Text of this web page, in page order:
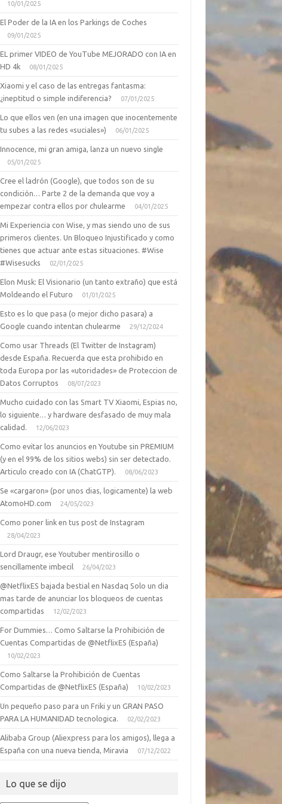
10/01/2025
El Poder de la IA en los Parkings de Coches
09/01/2025
EL primer VIDEO de YouTube MEJORADO con IA en
HD 4k
08/01/2025
Xiaomi y el caso de las entregas fantasma:
¿ineptitud o simple indiferencia?
07/01/2025
Lo que ellos ven (en una imagen que inocentemente
tu subes a las redes «suciales»)
06/01/2025
Innocence, mi gran amiga, lanza un nuevo single
05/01/2025
Cree el ladrón (Google), que todos son de su
condición… Parte 2 de la demanda que voy a
empezar contra ellos por chulearme
04/01/2025
Mi Experiencia con Wise, y mas siendo uno de sus
primeros clientes. Un Bloqueo Injustificado y como
tienes que actuar ante estas situaciones. #Wise
#Wisesucks
02/01/2025
Elon Musk: El Visionario (un tanto extraño) que está
Moldeando el Futuro
01/01/2025
Esto es lo que pasa (o mejor dicho pasara) a
Google cuando intentan chulearme
29/12/2024
Como usar Threads (El Twitter de Instagram)
desde España. Recuerda que esta prohibido en
toda Europa por las «utoridades» de Proteccion de
Datos Corruptos
08/07/2023
Mucho cuidado con las Smart TV Xiaomi, Espias no,
lo siguiente… y hardware desfasado de muy mala
calidad.
12/06/2023
Como evitar los anuncios en Youtube sin PREMIUM
(y en el 99% de los sitios webs) sin ser detectado.
Articulo creado con IA (ChatGTP).
08/06/2023
Se «cargaron» (por unos dias, logicamente) la web
AtomoHD.com
24/05/2023
Como poner link en tus post de Instagram
28/04/2023
Lord Draugr, ese Youtuber mentirosillo o
sencillamente imbecil
26/04/2023
@NetflixES bajada bestial en Nasdaq Solo un dia
mas tarde de anunciar los bloqueos de cuentas
compartidas
12/02/2023
For Dummies… Como Saltarse la Prohibición de
Cuentas Compartidas de @NetflixES (España)
10/02/2023
Como Saltarse la Prohibición de Cuentas
Compartidas de @NetflixES (España)
10/02/2023
Un pequeño paso para un Friki y un GRAN PASO
PARA LA HUMANIDAD tecnologica.
02/02/2023
Alibaba Group (Aliexpress para los amigos), llega a
España con una nueva tienda, Miravia
07/12/2022
Lo que se dijo